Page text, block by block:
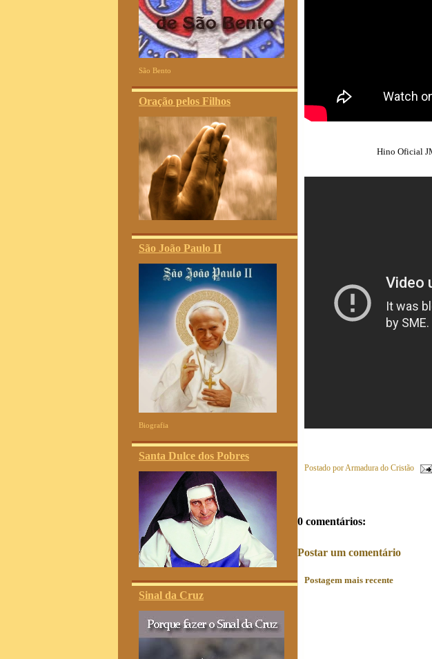
São Bento
Oração pelos Filhos
São João Paulo II
Biografia
Santa Dulce dos Pobres
Sinal da Cruz
Hino Oficial
Postado porArmadura do Cristão
0 comentários:
Postar um comentário
Postagem mais recente